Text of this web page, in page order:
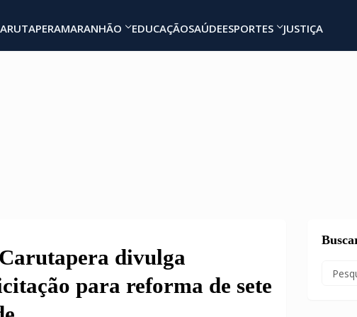
MARANHÃO EDUCAÇÃOSAÚDEESPORTES JUSTIÇA
divulga
para reforma de sete